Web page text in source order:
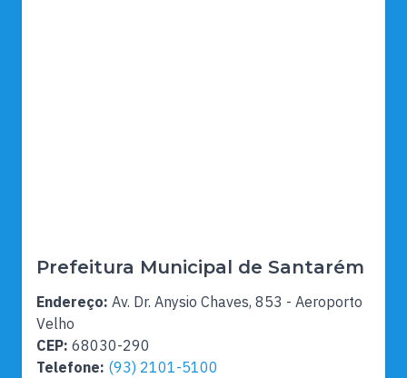
Prefeitura Municipal de Santarém
Endereço: Av. Dr. Anysio Chaves, 853 - Aeroporto
Velho
CEP: 68030-290
Telefone: (93) 2101-5100